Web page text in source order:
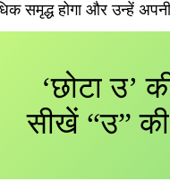
समृद्ध होगा और उन्हें
‘छोटा उ’
सीखें “उ”